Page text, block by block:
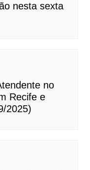
nesta sexta
no
Recife e
2025)